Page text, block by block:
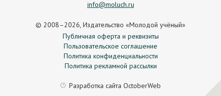
info@moluch.ru
© 2008–2026, Издательство «Молодой учёный»
Публичная оферта и реквизиты
Пользовательское соглашение
Политика конфиденциальности
Политика рекламной рассылки
Разработка сайта OctoberWeb